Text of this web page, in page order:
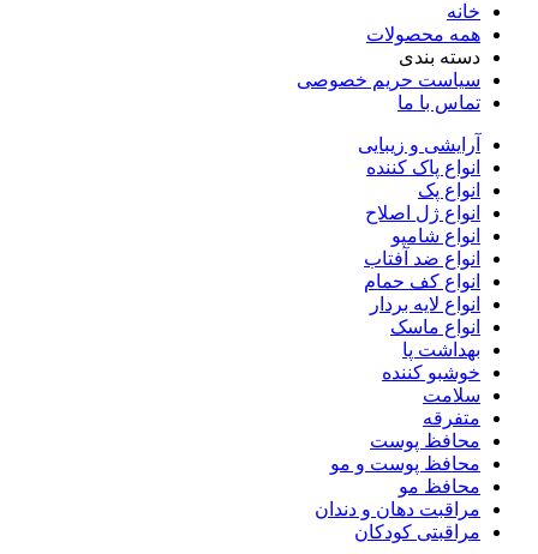
خانه
همه محصولات
دسته بندی
سیاست حریم خصوصی
تماس با ما
آرایشی و زیبایی
انواع پاک کننده
انواع پک
انواع ژل اصلاح
انواع شامپو
انواع ضد آفتاب
انواع کف حمام
انواع لایه بردار
انواع ماسک
بهداشت پا
خوشبو کننده
سلامت
متفرقه
محافظ پوست
محافظ پوست و مو
محافظ مو
مراقبت دهان و دندان
مراقبتی کودکان